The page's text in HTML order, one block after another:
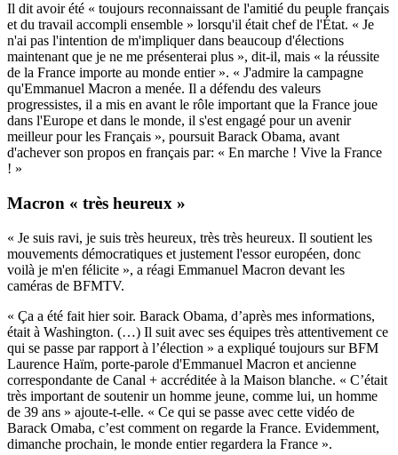
Il dit avoir été « toujours reconnaissant de l'amitié du peuple français
et du travail accompli ensemble » lorsqu'il était chef de l'État. « Je
n'ai pas l'intention de m'impliquer dans beaucoup d'élections
maintenant que je ne me présenterai plus », dit-il, mais « la réussite
de la France importe au monde entier ». « J'admire la campagne
qu'Emmanuel Macron a menée. Il a défendu des valeurs
progressistes, il a mis en avant le rôle important que la France joue
dans l'Europe et dans le monde, il s'est engagé pour un avenir
meilleur pour les Français », poursuit Barack Obama, avant
d'achever son propos en français par: « En marche ! Vive la France
! »
Macron « très heureux »
« Je suis ravi, je suis très heureux, très très heureux. Il soutient les
mouvements démocratiques et justement l'essor européen, donc
voilà je m'en félicite », a réagi Emmanuel Macron devant les
caméras de BFMTV.
« Ça a été fait hier soir. Barack Obama, d’après mes informations,
était à Washington. (…) Il suit avec ses équipes très attentivement ce
qui se passe par rapport à l’élection » a expliqué toujours sur BFM
Laurence Haïm, porte-parole d'Emmanuel Macron et ancienne
correspondante de Canal + accréditée à la Maison blanche. « C’était
très important de soutenir un homme jeune, comme lui, un homme
de 39 ans » ajoute-t-elle. « Ce qui se passe avec cette vidéo de
Barack Omaba, c’est comment on regarde la France. Evidemment,
dimanche prochain, le monde entier regardera la France ».